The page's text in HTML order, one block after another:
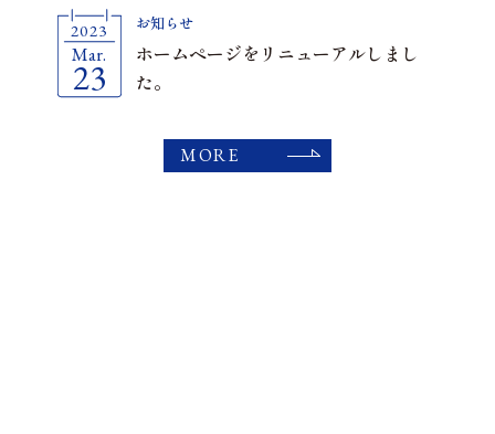
2023
Mar.
23
お知らせ
ホームページをリニューアルしまし
た。
MORE